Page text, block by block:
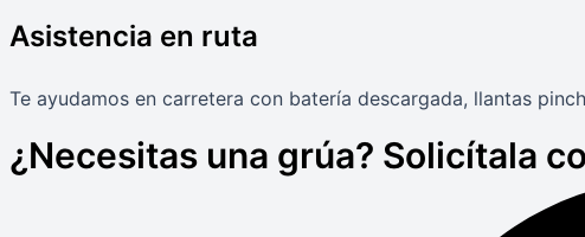
Asistencia en ruta
Te ayudamos en carretera con batería descargada, llantas
¿Necesitas una grúa? Solicítala